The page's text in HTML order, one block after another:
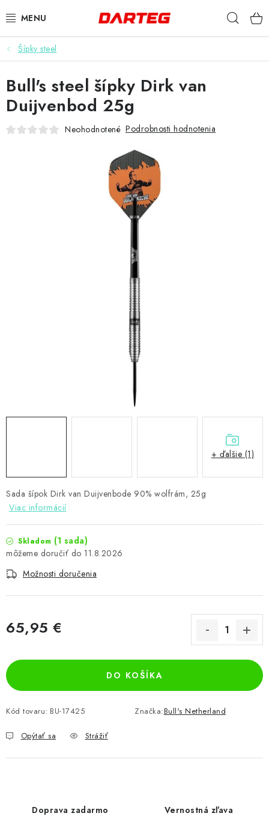
na
ŠÍPKY
TERČE
DOPLNKY K TERČU
Kontakty Hodnotenie obchodu
Šípky steel
Sada šípok Dirk van Duijvenbode 90% wolfrám, 25g
Viac informácií
Skladom (1 sada)
11.8.2026
Možnosti doručenia
65,95 €
DO KOŠÍKA
Kód tovaru: BU-17425 Značka:Bull's Netherland
Opýtať sa Strážiť
Bull's steel šípky Dirk van
Duijvenbod 25g
Neohodnotené Podrobnosti hodnotenia
+ ďalšie (1)
Doprava zadarmo Vernostná zľava